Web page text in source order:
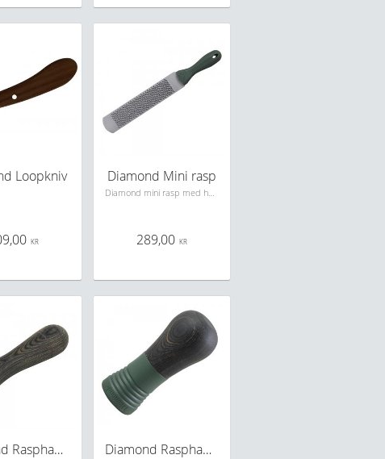
Loopkniv
KR
Diamond Mini rasp
289,00 KR
Diamond Rasphandtag trä Diamond Rasphandtag trä/plast